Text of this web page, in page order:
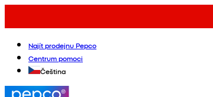
Najít prodejnu Pepco
Centrum pomoci
Čeština